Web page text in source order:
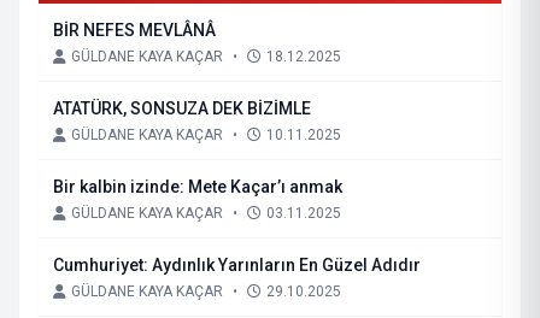
BİR NEFES MEVLÂNÂ
GÜLDANE KAYA KAÇAR • 18.12.2025
ATATÜRK, SONSUZA DEK BİZİMLE
GÜLDANE KAYA KAÇAR • 10.11.2025
Bir kalbin izinde: Mete Kaçar’ı anmak
GÜLDANE KAYA KAÇAR • 03.11.2025
Cumhuriyet: Aydınlık Yarınların En Güzel Adıdır
GÜLDANE KAYA KAÇAR • 29.10.2025